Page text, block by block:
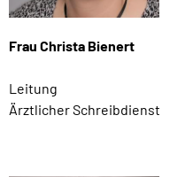
Frau Christa Bienert
Leitung
Ärztlicher Schreibdienst